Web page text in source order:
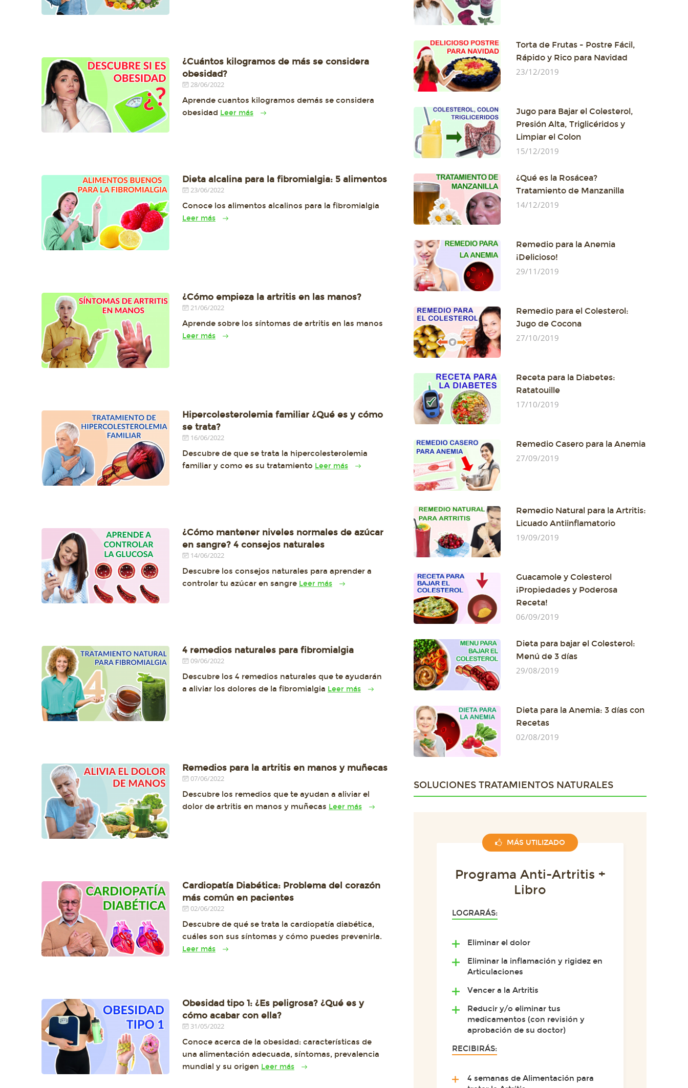
¿Cuántos kilogramos de más se considera
obesidad?
28/06/2022
Aprende cuantos kilogramos demás se considera
obesidad Leer más
Dieta alcalina para la fibromialgia: 5 alimentos
23/06/2022
Conoce los alimentos alcalinos para la fibromialgia
Leer más
¿Cómo empieza la artritis en las manos?
21/06/2022
Aprende sobre los síntomas de artritis en las manos
Leer más
Hipercolesterolemia familiar ¿Qué es y cómo
se trata?
16/06/2022
Descubre de que se trata la hipercolesterolemia
familiar y como es su tratamiento Leer más
¿Cómo mantener niveles normales de azúcar
en sangre? 4 consejos naturales
14/06/2022
Descubre los consejos naturales para aprender a
controlar tu azúcar en sangre Leer más
4 remedios naturales para fibromialgia
09/06/2022
Descubre los 4 remedios naturales que te ayudarán
a aliviar los dolores de la fibromialgia Leer más
Remedios para la artritis en manos y muñecas
07/06/2022
Descubre los remedios que te ayudan a aliviar el
dolor de artritis en manos y muñecas Leer más
Cardiopatía Diabética: Problema del corazón
más común en pacientes
02/06/2022
Descubre de qué se trata la cardiopatía diabética,
cuáles son sus síntomas y cómo puedes prevenirla.
Leer más
Obesidad tipo 1: ¿Es peligrosa? ¿Qué es y
cómo acabar con ella?
31/05/2022
Conoce acerca de la obesidad: características de
una alimentación adecuada, síntomas, prevalencia
mundial y su origen Leer más
Torta de Frutas - Postre Fácil,
Rápido y Rico para Navidad
23/12/2019
Jugo para Bajar el Colesterol,
Presión Alta, Triglicéridos y
Limpiar el Colon
15/12/2019
¿Qué es la Rosácea?
Tratamiento de Manzanilla
14/12/2019
Remedio para la Anemia
¡Delicioso!
29/11/2019
Remedio para el Colesterol:
Jugo de Cocona
27/10/2019
Receta para la Diabetes:
Ratatouille
17/10/2019
Remedio Casero para la Anemia
27/09/2019
Remedio Natural para la Artritis:
Licuado Antiinflamatorio
19/09/2019
Guacamole y Colesterol
¡Propiedades y Poderosa
Receta!
06/09/2019
Dieta para bajar el Colesterol:
Menú de 3 días
29/08/2019
Dieta para la Anemia: 3 días con
Recetas
02/08/2019
SOLUCIONES TRATAMIENTOS NATURALES
MÁS UTILIZADO
Programa Anti-Artritis +
Libro
LOGRARÁS:
Eliminar el dolor
Eliminar la inflamación y rigidez en
Articulaciones
Vencer a la Artritis
Reducir y/o eliminar tus
medicamentos (con revisión y
aprobación de su doctor)
RECIBIRÁS:
4 semanas de Alimentación para